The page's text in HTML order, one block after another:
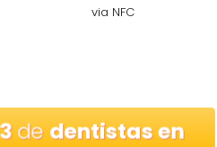
via NFC
dedentistas en